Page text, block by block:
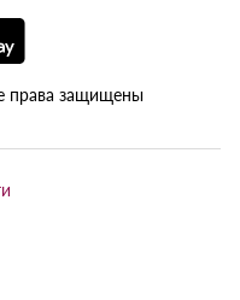
права защищены